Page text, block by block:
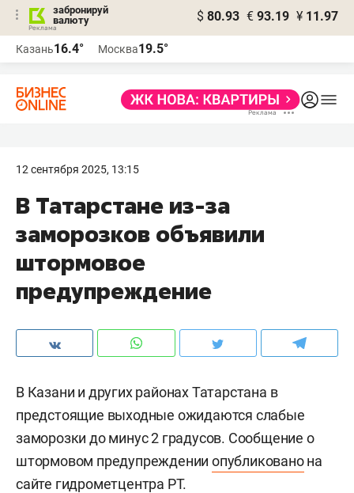
забронируй
валюту
$ 80.93 € 93.19 ¥ 11.97
Казань16.4° Москва19.5°
12 сентября 2025, 13:15
В Татарстане из-за
заморозков объявили
штормовое
предупреждение
В Казани и других районах Татарстана в
предстоящие выходные ожидаются слабые
заморозки до минус 2 градусов. Сообщение о
штормовом предупрежденииопубликованона
сайте гидрометцентра РТ.